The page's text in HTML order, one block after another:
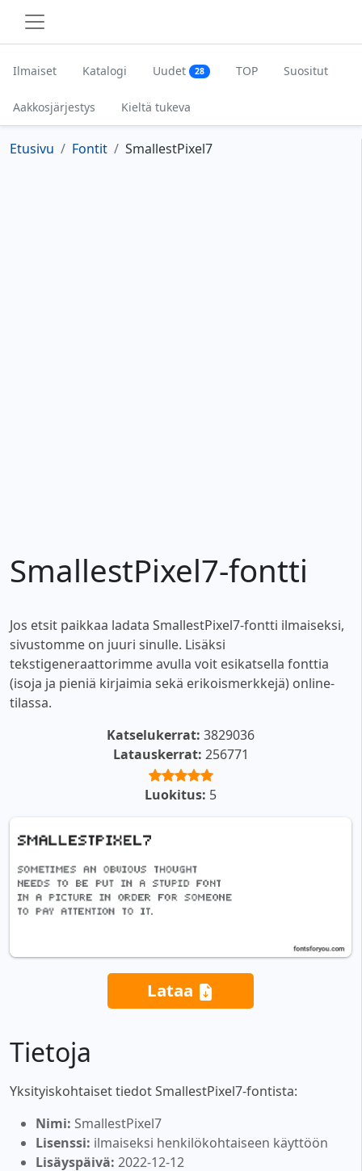
Ilmaiset Katalogi Uudet 28 TOP Suositut
Aakkosjärjestys Kieltä tukeva
Etusivu Fontit SmallestPixel7
SmallestPixel7-fontti
Jos etsit paikkaa ladata SmallestPixel7-fontti ilmaiseksi,
sivustomme on juuri sinulle. Lisäksi
tekstigeneraattorimme avulla voit esikatsella fonttia
(isoja ja pieniä kirjaimia sekä erikoismerkkejä) online-
tilassa.
Katselukerrat: 3829036
Latauskerrat: 256771
Luokitus: 5
Lataa
Tietoja
Yksityiskohtaiset tiedot SmallestPixel7-fontista:
Nimi: SmallestPixel7
Lisenssi: ilmaiseksi henkilökohtaiseen käyttöön
Lisäyspäivä: 2022-12-12